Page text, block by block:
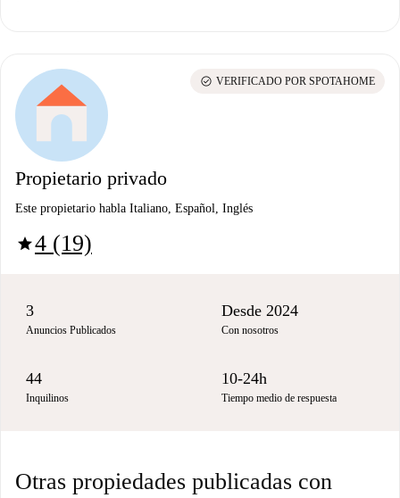
Propietario privado
Este propietario habla Italiano, Español, Inglés
star4 (19)
check_circle VERIFICADO POR SPOTAHOME
3
Anuncios Publicados
Desde 2024
Con nosotros
44
Inquilinos
10-24h
Tiempo medio de respuesta
Otras propiedades publicadas con